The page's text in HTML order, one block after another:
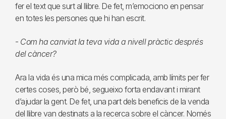
fer el text que surt al llibre. De fet, m’emociono en pensar
en totes les persones que hi han escrit.
- Com ha canviat la teva vida a nivell pràctic després
del càncer?
Ara la vida és una mica més complicada, amb límits per fer
certes coses, però bé, segueixo forta endavant i mirant
d’ajudar la gent. De fet, una part dels beneficis de la venda
del llibre van destinats a la recerca sobre el càncer. Només